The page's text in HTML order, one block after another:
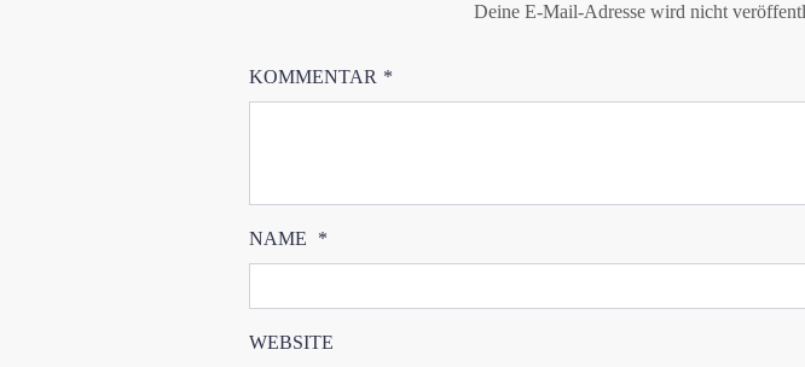
Deine E-Mail-Adresse wird nicht
KOMMENTAR *
NAME *
WEBSITE